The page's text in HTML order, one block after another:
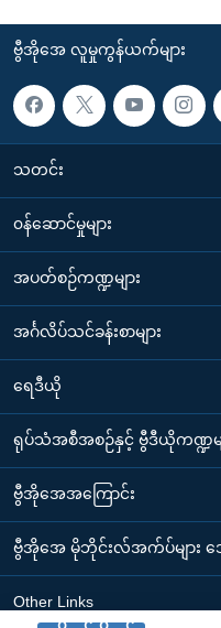
ဗွီအိုအေ လူမှုကွန်ယက်များ
သတင်း
၀န်ဆောင်မှုများ
အပတ်စဉ်ကဏ္ဍများ
အင်္ဂလိပ်သင်ခန်းစာများ
ရေဒီယို
ရုပ်သံအစီအစဉ်နှင့် ဗွီဒီယိုကဏ္ဍမျ
ဗွီအိုအေအကြောင်း
ဗွီအိုအေ မိုဘိုင်းလ်အက်ပ်များ
Other Links